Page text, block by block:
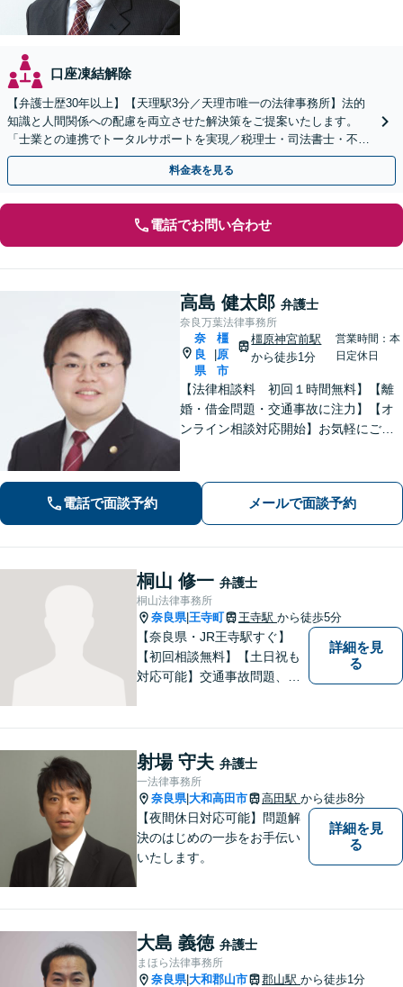
口座凍結解除
【弁護士歴30年以上】【天理駅3分／天理市唯一の法律事務所】法的
知識と人間関係への配慮を両立させた解決策をご提案いたします。
「士業との連携でトータルサポートを実現／税理士・司法書士・不動
産鑑定士など」生前対策や遺言書作成もお任せください
料金表を見る
電話でお問い合わせ
高島 健太郎 弁護士
奈良万葉法律事務所
奈
良
県
橿
原
市
橿原神宮前駅
から徒歩1分
営業時間：本
日定休日
【法律相談料 初回１時間無料】【離
婚・借金問題・交通事故に注力】【オ
ンライン相談対応開始】お気軽にご相
ます。【土日・夜間相談に対応】
電話で面談予約 メールで面談予約
桐山 修一 弁護士
桐山法律事務所
奈良県|王寺町 王寺駅 から徒歩5分
【奈良県・JR王寺駅すぐ】
【初回相談無料】【土日祝も
対応可能】交通事故問題、遺
提供しています。
詳細を見
る
射場 守夫 弁護士
一法律事務所
奈良県|大和高田市 高田駅 から徒歩8分
【夜間休日対応可能】問題解
決のはじめの一歩をお手伝い
いたします。
詳細を見
る
大島 義徳 弁護士
まほら法律事務所
奈良県|大和郡山市 郡山駅 から徒歩1分